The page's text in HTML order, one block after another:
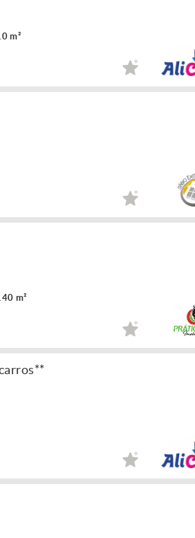
m²
m²